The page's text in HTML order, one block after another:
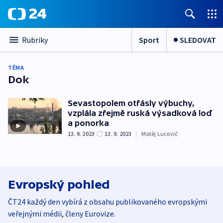
Rubriky Sport SLEDOVAT
TÉMA
Dok
Sevastopolem otřásly výbuchy,
vzplála zřejmě ruská výsadková loď
a ponorka
13. 9. 2023 13. 9. 2023 | Matěj Lucovič
Evropský pohled
ČT24 každý den vybírá z obsahu publikovaného evropskými
veřejnými médii, členy Eurovize.